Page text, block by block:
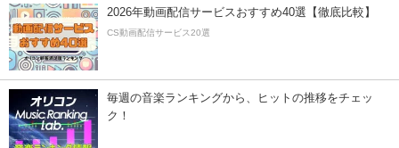
2026年動画配信サービスおすすめ40選【徹底比較】
CS動画配信サービス20選
毎週の音楽ランキングから、ヒットの推移をチェッ
ク！